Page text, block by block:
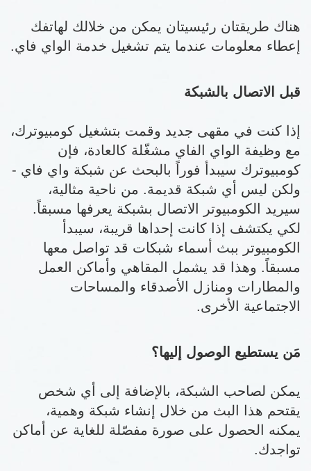
هناك طريقتان رئيسيتان يمكن من خلالك لهاتفك
إعطاء معلومات عندما يتم تشغيل خدمة الواي فاي.
قبل الاتصال بالشبكة
إذا كنت في مقهى جديد وقمت بتشغيل كومبيوترك،
مع وظيفة الواي الفاي مشغّلة كالعادة، فإن
كومبيوترك سيبدأ فوراً بالبحث عن شبكة واي فاي -
ولكن ليس أي شبكة قديمة. من ناحية مثالية،
سيريد الكومبيوتر الاتصال بشبكة يعرفها مسبقاً.
لكي يكتشف إذا كانت إحداها قريبة، سيبدأ
الكومبيوتر ببث أسماء شبكات قد تواصل معها
مسبقاً. وهذا قد يشمل المقاهي وأماكن العمل
والمطارات ومنازل الأصدقاء والمساحات
الاجتماعية الأخرى.
مَن يستطيع الوصول إليها؟
يمكن لصاحب الشبكة، بالإضافة إلى أي شخص
يقتحم هذا البث من خلال إنشاء شبكة وهمية،
يمكنه الحصول على صورة مفصّلة للغاية عن أماكن
تواجدك.